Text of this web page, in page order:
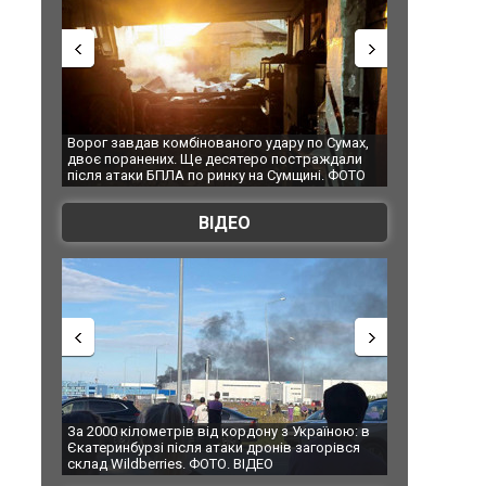
Ворог завдав комбінованого удару по Сумах,
двоє поранених. Ще десятеро постраждали
після атаки БПЛА по ринку на Сумщині. ФОТО
ВІДЕО
За 2000 кілометрів від кордону з Україною: в
Єкатеринбурзі після атаки дронів загорівся
склад Wildberries. ФОТО. ВІДЕО